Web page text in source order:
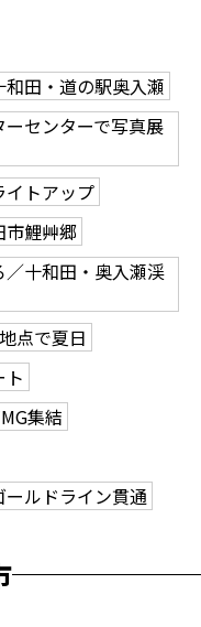
田・道の駅奥入瀬
センターで写真展
イトアップ
市鯉艸郷
十和田・奥入瀬渓
点で夏日
集結
ルドライン貫通